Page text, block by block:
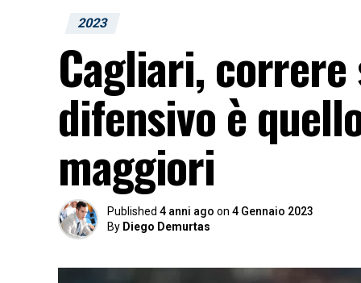
2023
Cagliari,
difensivo è
maggiori
Published 4 anni ago on 4 Gennaio 2023
By Diego Demurtas